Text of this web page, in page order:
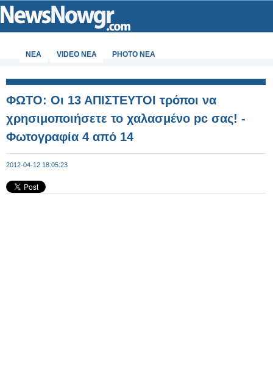
ΝΕΑ VIDEO NEA PHOTO NEA
ΦΩΤΟ: Οι 13 ΑΠΙΣΤΕΥΤΟΙ τρόποι να
χρησιμοποιήσετε το χαλασμένο pc σας! -
Φωτογραφία 4 από 14
2012-04-12 18:05:23